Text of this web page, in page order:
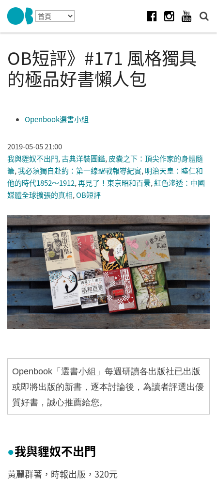
Skip to navigation
移至主內容
OB短評》#171 風格獨具
的極品好書懶人包
Openbook選書小組
2019-05-05 21:00
我與貍奴不出門,古典洋裝圖鑑, 皮囊之下：頂尖作家的身體隨
筆,我必須獨自赴約：第一線聖戰報導紀實, 明治天皇：睦仁和
他的時代1852～1912,再見了！東京昭和百景,紅色滲透：中國
媒體全球擴張的真相,OB短評
Openbook 「選書小組」每週研讀各出版社已出版
或即將出版的新書，逐本討論後，為讀者評選出優
質好書，誠心推薦給您。
●我與貍奴不出門
黃麗群著，時報出版，320元